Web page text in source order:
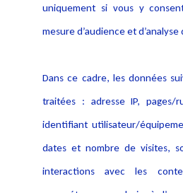
Politique de protection des
données
uniquement si vous y
mesure d’audience et
Dans ce cadre, les données
traitées : adresse IP, pages/
identifiant utilisateur/
dates et nombre de visites,
interactions avec les